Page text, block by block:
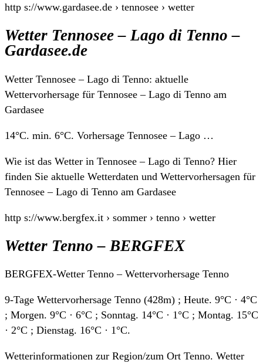
http s://www.gardasee.de › tennosee › wetter
Wetter Tennosee – Lago di Tenno –
Gardasee.de
Wetter Tennosee – Lago di Tenno: aktuelle
Wettervorhersage für Tennosee – Lago di Tenno am
Gardasee
14°C. min. 6°C. Vorhersage Tennosee – Lago …
Wie ist das Wetter in Tennosee – Lago di Tenno? Hier
finden Sie aktuelle Wetterdaten und Wettervorhersagen für
Tennosee – Lago di Tenno am Gardasee
http s://www.bergfex.it › sommer › tenno › wetter
Wetter Tenno – BERGFEX
BERGFEX-Wetter Tenno – Wettervorhersage Tenno
9-Tage Wettervorhersage Tenno (428m) ; Heute. 9°C · 4°C
; Morgen. 9°C · 6°C ; Sonntag. 14°C · 1°C ; Montag. 15°C
· 2°C ; Dienstag. 16°C · 1°C.
Wetterinformationen zur Region/zum Ort Tenno. Wetter